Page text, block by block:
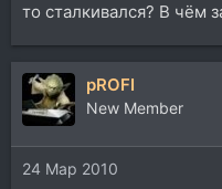
то сталкивался? В чём
pROFI
New Member
24 Мар 2010